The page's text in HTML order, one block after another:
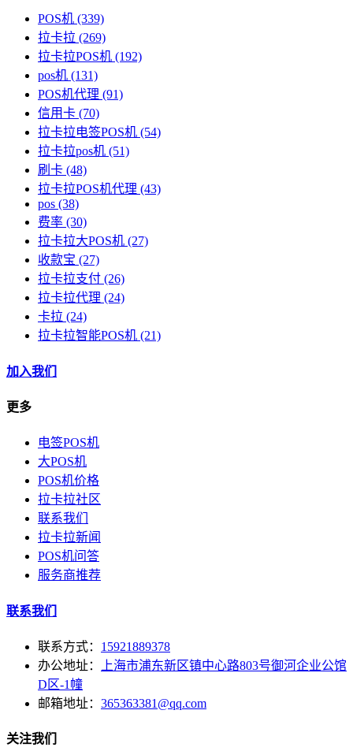
POS机 (339)
拉卡拉 (269)
拉卡拉POS机 (192)
pos机 (131)
POS机代理 (91)
信用卡 (70)
拉卡拉电签POS机 (54)
拉卡拉pos机 (51)
刷卡 (48)
拉卡拉POS机代理 (43)
pos (38)
费率 (30)
拉卡拉大POS机 (27)
收款宝 (27)
拉卡拉支付 (26)
拉卡拉代理 (24)
卡拉 (24)
拉卡拉智能POS机 (21)
加入我们
更多
电签POS机
大POS机
POS机价格
拉卡拉社区
联系我们
拉卡拉新闻
POS机问答
服务商推荐
联系我们
联系方式： 15921889378
办公地址：
上海市浦东新区镇中心路803号御河企业公馆
D区-1幢
邮箱地址： 365363381@qq.com
关注我们